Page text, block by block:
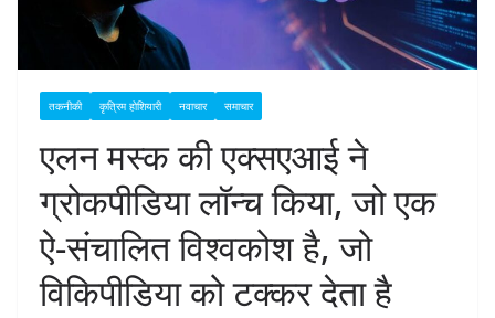
तकनीकी कृत्रिम होशियारी नवाचार समाचार
एलन मस्क की एक्सएआई ने
ग्रोकपीडिया लॉन्च किया, जो एक
ऐ-संचालित विश्वकोश है, जो
विकिपीडिया को टक्कर देता है